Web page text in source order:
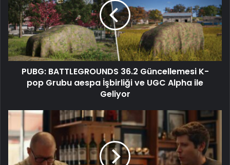
PUBG: BATTLEGROUNDS 36.2 Güncellemesi K-
pop Grubu aespa İşbirliği ve UGC Alpha ile
Geliyor